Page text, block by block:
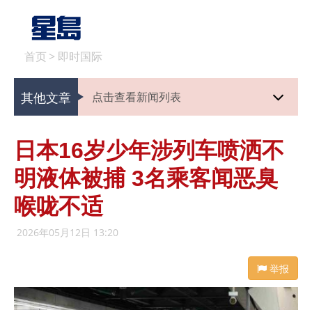
首页 > 即时国际
其他文章 点击查看新闻列表
日本16岁少年涉列车喷洒不
明液体被捕 3名乘客闻恶臭
喉咙不适
2026年05月12日 13:20
举报